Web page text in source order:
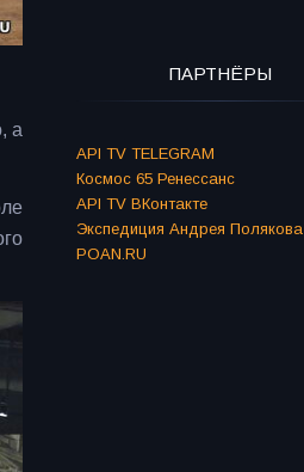
а
ПАРТНЁРЫ
API TV TELEGRAM
Космос 65 Ренессанс
API TV ВКонтакте
Экспедиция Андрея Полякова
POAN.RU